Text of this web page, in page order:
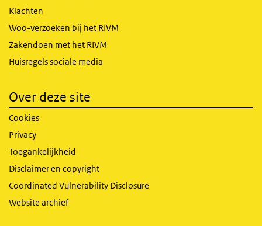
Klachten
Woo-verzoeken bij het RIVM
Zakendoen met het RIVM
Huisregels sociale media
Over deze site
Cookies
Privacy
Toegankelijkheid
Disclaimer en copyright
Coordinated Vulnerability Disclosure
Website archief